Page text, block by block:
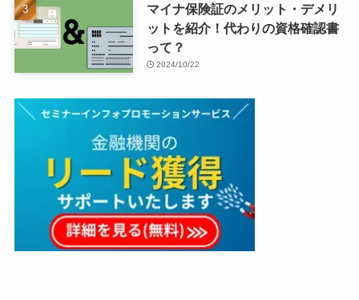
マイナ保険証のメリット・デメリ
ットを紹介！代わりの資格確認書
って？
2024/10/22